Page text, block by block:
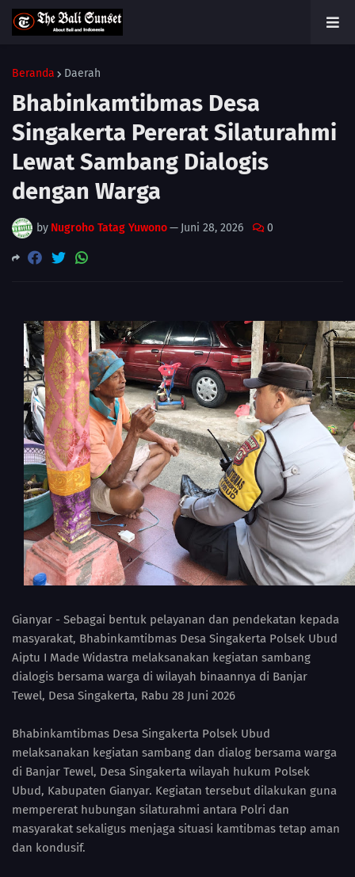
Beranda Daerah
Bhabinkamtibmas Desa
Singakerta Pererat Silaturahmi
Lewat Sambang Dialogis
dengan Warga
by Nugroho Tatag Yuwono— Juni 28, 2026 0
Gianyar - Sebagai bentuk pelayanan dan pendekatan kepada
masyarakat, Bhabinkamtibmas Desa Singakerta Polsek Ubud
Aiptu I Made Widastra melaksanakan kegiatan sambang
dialogis bersama warga di wilayah binaannya di Banjar
Tewel, Desa Singakerta, Rabu 28 Juni 2026
Bhabinkamtibmas Desa Singakerta Polsek Ubud
melaksanakan kegiatan sambang dan dialog bersama warga
di Banjar Tewel, Desa Singakerta wilayah hukum Polsek
Ubud, Kabupaten Gianyar. Kegiatan tersebut dilakukan guna
mempererat hubungan silaturahmi antara Polri dan
masyarakat sekaligus menjaga situasi kamtibmas tetap aman
dan kondusif.